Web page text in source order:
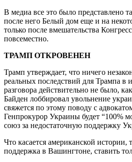
В медиа все это было представлено
после него Белый дом еще и на
только после вмешательства
повсеместно.
ТРАМП ОТКРОВЕНЕН
Трамп утверждает, что ничего
реальных последствий для Трампа в
разговора действительно не было,
Байден лоббировал увольнение
свяжется по этому поводу с
Генпрокурор Украины будет “100%
союз за недостаточную поддержку
Что касается американской
поддержка в Вашингтоне, ставить